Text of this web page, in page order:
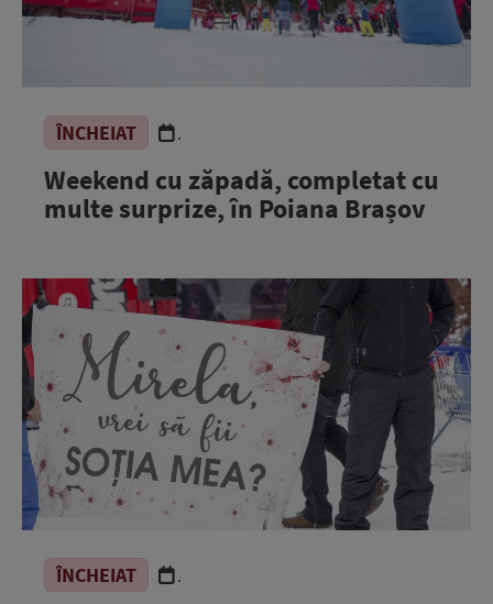
ÎNCHEIAT .
Weekend cu zăpadă, completat cu
multe surprize, în Poiana Brașov
ÎNCHEIAT .